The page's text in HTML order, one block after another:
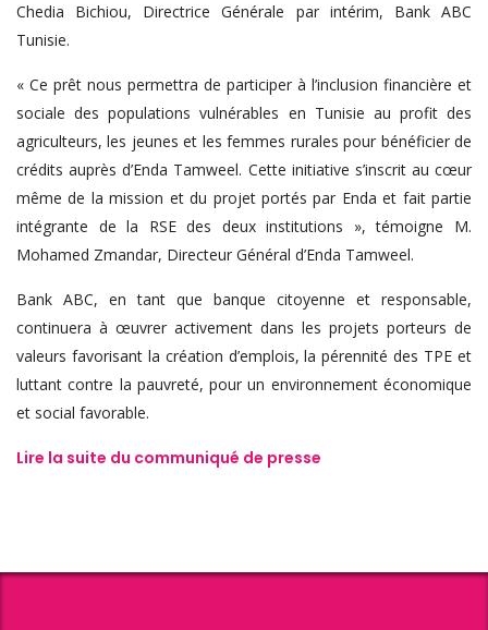
Chedia Bichiou, Directrice Générale par intérim, Bank ABC
Tunisie.
« Ce prêt nous permettra de participer à l’inclusion financière et
sociale des populations vulnérables en Tunisie au profit des
agriculteurs, les jeunes et les femmes rurales pour bénéficier de
crédits auprès d’Enda Tamweel. Cette initiative s’inscrit au cœur
même de la mission et du projet portés par Enda et fait partie
intégrante de la RSE des deux institutions », témoigne M.
Mohamed Zmandar, Directeur Général d’Enda Tamweel.
Bank ABC, en tant que banque citoyenne et responsable,
continuera à œuvrer activement dans les projets porteurs de
valeurs favorisant la création d’emplois, la pérennité des TPE et
luttant contre la pauvreté, pour un environnement économique
et social favorable.
Lire la suite du communiqué de presse